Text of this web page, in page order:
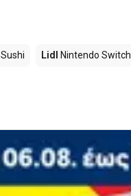
Sushi Lidl Nintendo Switch